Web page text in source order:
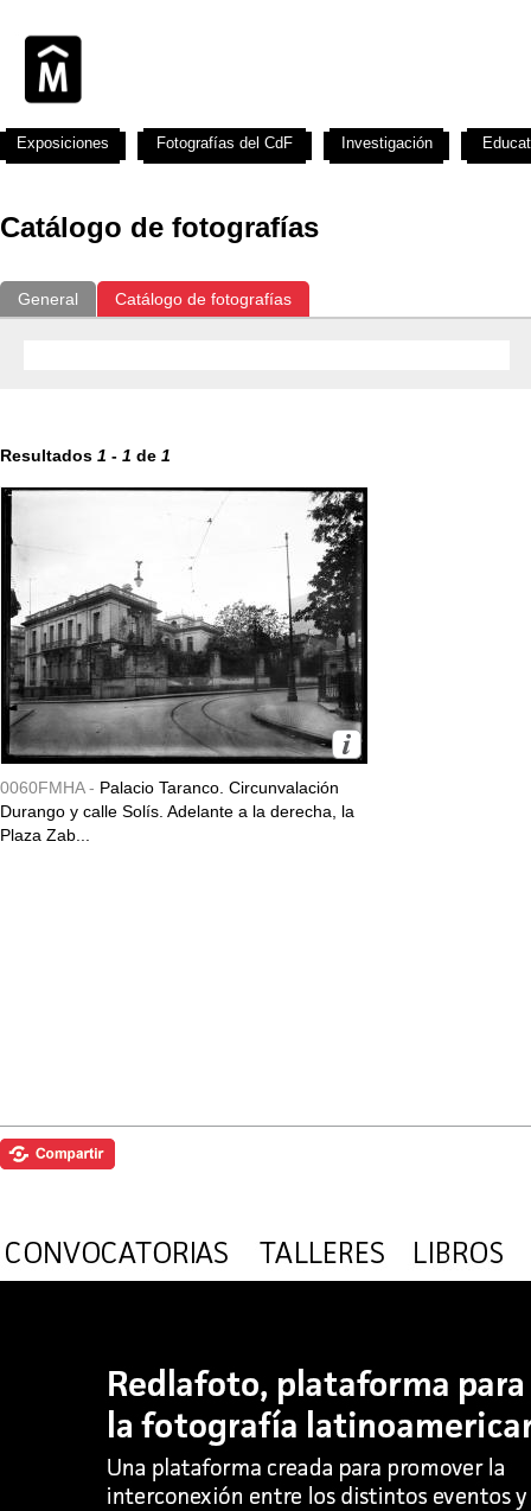
Catálogo de fotografías
General Catálogo de fotografías
Resultados 1 - 1 de 1
0060FMHA - Palacio Taranco. Circunvalación
Durango y calle Solís. Adelante a la derecha, la
Plaza Zab...
Exposiciones Fotografías del CdF Investigación